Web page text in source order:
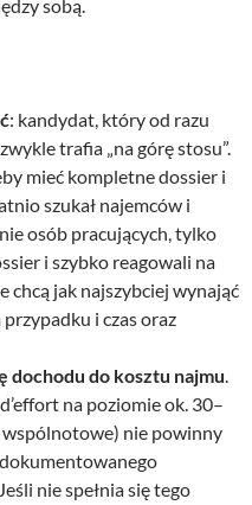
sobą.
: kandydat, który od razu
trafia „na górę stosu”.
mieć kompletne dossier i
szukał najemców i
osób pracujących, tylko
i szybko reagowali na
chcą jak najszybciej wynająć
przypadku i czas oraz
dochodu do kosztu najmu.
na poziomie ok. 30–
wspólnotowe) nie powinny
nie spełnia się tego